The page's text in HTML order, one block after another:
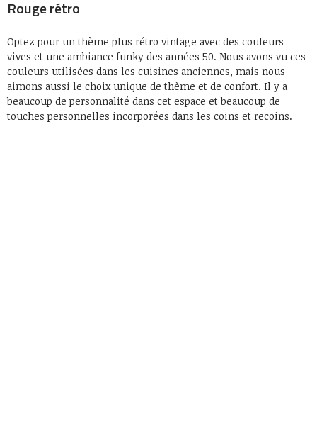
Rouge rétro
Optez pour un thème plus rétro vintage avec des couleurs
vives et une ambiance funky des années 50. Nous avons vu ces
couleurs utilisées dans les cuisines anciennes, mais nous
aimons aussi le choix unique de thème et de confort. Il y a
beaucoup de personnalité dans cet espace et beaucoup de
touches personnelles incorporées dans les coins et recoins.